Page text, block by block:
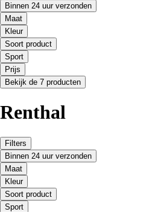
Binnen 24 uur verzonden
Maat
Kleur
Soort product
Sport
Prijs
Bekijk de 7 producten
Renthal
Filters
Binnen 24 uur verzonden
Maat
Kleur
Soort product
Sport